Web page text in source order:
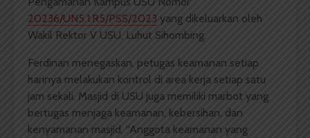
20236/UN5.1.R5/PSS/2023 yang dikeluarkan oleh
Wakil Rektor V USU, Luhut Sihombing.
Ferdinan menegaskan, petugas keamanan setiap
harinya melakukan kontrol di area kerja setiap satu
jam sekali. Masjid di USU juga memiliki marbot yang
bertugas menjaga keamanan, kebersihan, dan
kenyamanan masjid. “Anggota keamanan yang